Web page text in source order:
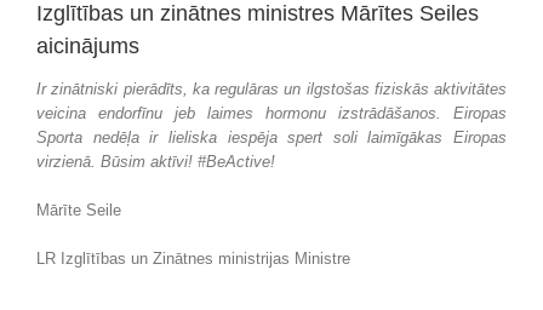
Izglītības un zinātnes ministres Mārītes Seiles
aicinājums
Ir zinātniski pierādīts, ka regulāras un ilgstošas fiziskās aktivitātes
veicina endorfīnu jeb laimes hormonu izstrādāšanos. Eiropas
Sporta nedēļa ir lieliska iespēja spert soli laimīgākas Eiropas
virzienā. Būsim aktīvi! #BeActive!
Mārīte Seile
LR Izglītības un Zinātnes ministrijas Ministre